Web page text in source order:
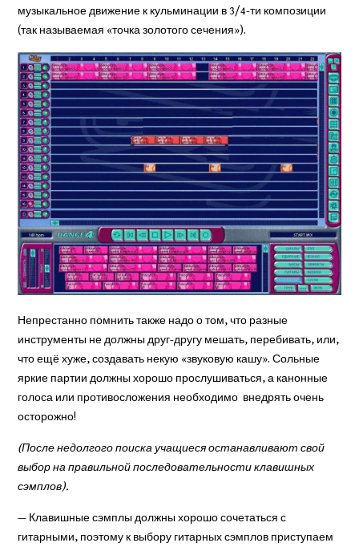
музыкальное движение к кульминации в 3/4-ти композиции
(так называемая «точка золотого сечения»).
Непрестанно помнить также надо о том, что разные
инструменты не должны друг-другу мешать, перебивать, или,
что ещё хуже, соз­давать некую «звуко­вую кашу». Сольные
яркие партии должны хорошо прослуши­ваться, а канонные
го­лоса или противосло­жения необходимо внедрять очень
осто­рожно!
(После недолгого поиска учащиеся останавливают свой
выбор на правильной последовательности клавишных
сэмплов).
— Клавишные сэмплы должны хорошо соче­таться с
гитарными, по­этому к выбору гитарных сэмплов приступаем